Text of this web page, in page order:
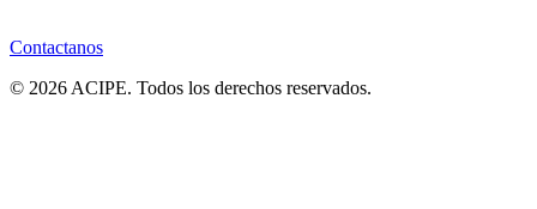
Contactanos
© 2026 ACIPE. Todos los derechos reservados.